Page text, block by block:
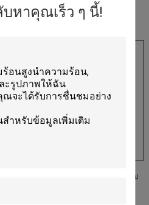
บหาคุณเร็ว ๆ นี้!
ง
มเงื่อนไขการใช้งานของคุณ ผลิตภัณฑ์ที่ดีไม่
ท้จริง การได้เห็นคือการเชื่อ!